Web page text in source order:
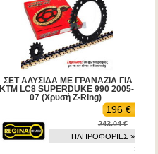
ΣΕΤ ΑΛΥΣΙΔΑ ΜΕ ΓΡΑΝΑΖΙΑ ΓΙΑ
KTM LC8 SUPERDUKE 990 2005-
07 (Χρυσή Z-Ring)
196 €
243.04 €
ΠΛΗΡΟΦΟΡΙΕΣ »